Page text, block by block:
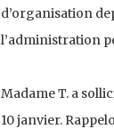
d’organisation
l’administration
Madame T. a
10 janvier.